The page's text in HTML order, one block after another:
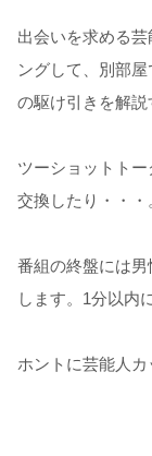
出会いを求める
ングして、別部
の駆け引きを解説
ツーショットト
交換したり・・・
番組の終盤には
します。1分以内
ホントに芸能人カ